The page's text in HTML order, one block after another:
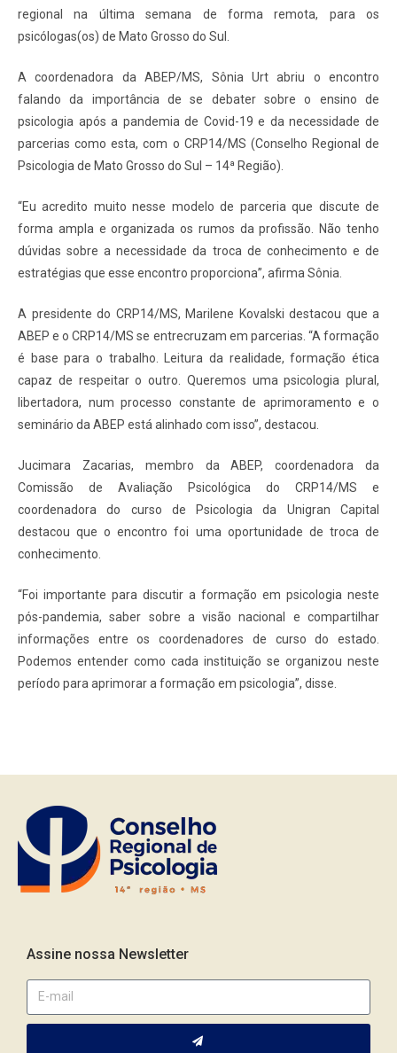
regional na última semana de forma remota, para os
psicólogas(os) de Mato Grosso do Sul.
A coordenadora da ABEP/MS, Sônia Urt abriu o encontro
falando da importância de se debater sobre o ensino de
psicologia após a pandemia de Covid-19 e da necessidade de
parcerias como esta, com o CRP14/MS (Conselho Regional de
Psicologia de Mato Grosso do Sul – 14ª Região).
“Eu acredito muito nesse modelo de parceria que discute de
forma ampla e organizada os rumos da profissão. Não tenho
dúvidas sobre a necessidade da troca de conhecimento e de
estratégias que esse encontro proporciona”, afirma Sônia.
A presidente do CRP14/MS, Marilene Kovalski destacou que a
ABEP e o CRP14/MS se entrecruzam em parcerias. “A formação
é base para o trabalho. Leitura da realidade, formação ética
capaz de respeitar o outro. Queremos uma psicologia plural,
libertadora, num processo constante de aprimoramento e o
seminário da ABEP está alinhado com isso”, destacou.
Jucimara Zacarias, membro da ABEP, coordenadora da
Comissão de Avaliação Psicológica do CRP14/MS e
coordenadora do curso de Psicologia da Unigran Capital
destacou que o encontro foi uma oportunidade de troca de
conhecimento.
“Foi importante para discutir a formação em psicologia neste
pós-pandemia, saber sobre a visão nacional e compartilhar
informações entre os coordenadores de curso do estado.
Podemos entender como cada instituição se organizou neste
período para aprimorar a formação em psicologia”, disse.
Assine nossa Newsletter